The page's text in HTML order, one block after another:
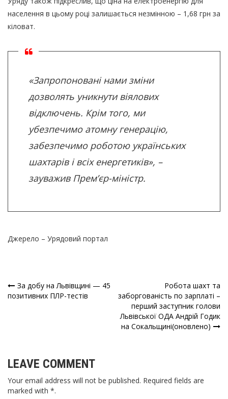
населення в цьому році залишається незмінною – 1,68 грн за
кіловат.
«Запропоновані нами зміни
дозволять уникнути віялових
відключень. Крім того, ми
убезпечимо атомну генерацію,
забезпечимо роботою українських
шахтарів і всіх енергетиків», –
зауважив Прем’єр-міністр.
Джерело – Урядовий портал
Навігація
За добу на Львівщині — 45
позитивних ПЛР-тестів
Робота шахт та
заборгованість по зарплаті –
перший заступник голови
Львівської ОДА Андрій Годик
на Сокальщині(оновлено)
LEAVE COMMENT
Your email address will not be published. Required fields are
marked with *.